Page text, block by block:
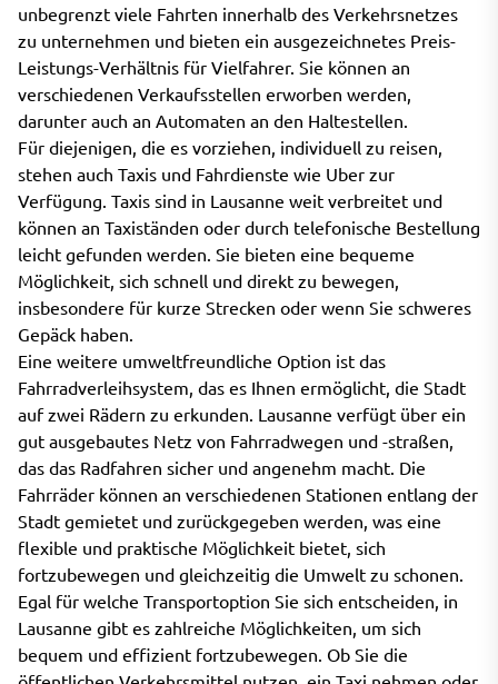
unbegrenzt viele Fahrten innerhalb des Verkehrsnetzes
zu unternehmen und bieten ein ausgezeichnetes Preis-
Leistungs-Verhältnis für Vielfahrer. Sie können an
verschiedenen Verkaufsstellen erworben werden,
darunter auch an Automaten an den Haltestellen.
Für diejenigen, die es vorziehen, individuell zu reisen,
stehen auch Taxis und Fahrdienste wie Uber zur
Verfügung. Taxis sind in Lausanne weit verbreitet und
können an Taxiständen oder durch telefonische Bestellung
leicht gefunden werden. Sie bieten eine bequeme
Möglichkeit, sich schnell und direkt zu bewegen,
insbesondere für kurze Strecken oder wenn Sie schweres
Gepäck haben.
Eine weitere umweltfreundliche Option ist das
Fahrradverleihsystem, das es Ihnen ermöglicht, die Stadt
auf zwei Rädern zu erkunden. Lausanne verfügt über ein
gut ausgebautes Netz von Fahrradwegen und -straßen,
das das Radfahren sicher und angenehm macht. Die
Fahrräder können an verschiedenen Stationen entlang der
Stadt gemietet und zurückgegeben werden, was eine
flexible und praktische Möglichkeit bietet, sich
fortzubewegen und gleichzeitig die Umwelt zu schonen.
Egal für welche Transportoption Sie sich entscheiden, in
Lausanne gibt es zahlreiche Möglichkeiten, um sich
bequem und effizient fortzubewegen. Ob Sie die